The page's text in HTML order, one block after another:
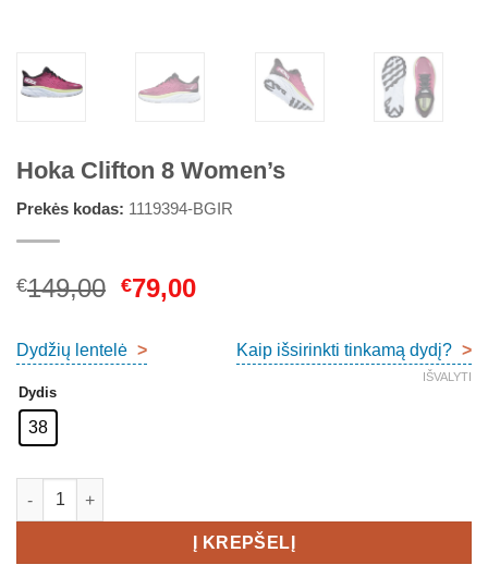
Hoka Clifton 8 Women’s
Prekės kodas: 1119394-BGIR
€149,00 Original
was:
€149,00.
€79,00Current
€79,00.
Dydžių lentelė > Kaip išsirinkti tinkamą dydį? >
Dydis
38
IŠVALYTI
produkto kiekis: Hoka Clifton 8 Women's
Į KREPŠELĮ